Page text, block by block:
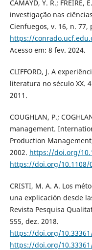
CAMAYD, Y. R.;
investigação nas
Cienfuegos, v. 16, n. 77,
https://
Acesso em: 8 fev. 2024.
CLIFFORD, J. A
literatura no século XX.
2011.
COUGHLAN, P.;
management.
Production
2002. https://doi.org/
https://doi.org/10.1108/
CRISTI, M. A. A. Los
una explicación desde
Revista Pesquisa
555, dez. 2018.
https://doi.org/
https://doi.org/